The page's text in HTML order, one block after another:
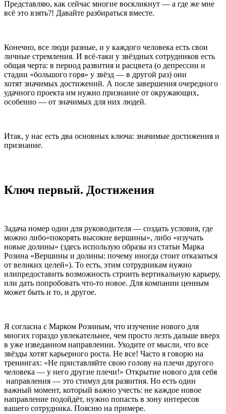
Представляю, как сейчас многие воскликнут — а где же мне
всё это взять?! Давайте разбираться вместе.
Конечно, все люди разные, и у каждого человека есть свои
личные стремления. И всё-таки у звёздных сотрудников есть
общая черта: в период развития и расцвета (о депрессии и
стадии «большого горя» у звёзд — в другой раз) они
хотят значимых достижений. А после завершения очередного
удачного проекта им нужно признание от окружающих,
особенно — от значимых для них людей.
Итак, у нас есть два основных ключа: значимые достижения и
признание.
Ключ первый. Достижения
Задача номер один для руководителя — создать условия, где
можно либо«покорять высокие вершины», либо «изучать
новые долины» (здесь использую образы из статьи Марка
Розина «Вершины и долины: почему иногда стоит отказаться
от великих целей»). То есть, этим сотрудникам нужно
илипредоставить возможность строить вертикальную карьеру,
или дать попробовать что-то новое. Для компании ценным
может быть и то, и другое.
Я согласна с Марком Розиным, что изучение нового для
многих гораздо увлекательнее, чем просто лезть дальше вверх
в уже изведанном направлении. Уходите от мысли, что все
звёзды хотят карьерного роста. Не все! Часто я говорю на
тренингах: «Не приставляйте свою голову на плечи другого
человека — у него другие плечи!» Открытие нового для себя
направления — это стимул для развития. Но есть один
важный момент, который важно учесть: не каждое новое
направление подойдёт, нужно попасть в зону интересов
вашего сотрудника. Поясню на примере.